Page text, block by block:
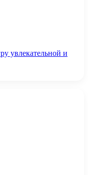
увлекательной и